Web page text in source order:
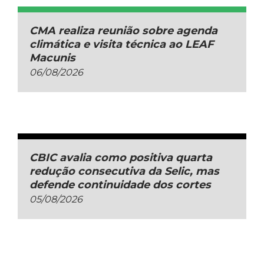
CMA realiza reunião sobre agenda
climática e visita técnica ao LEAF
Macunis
06/08/2026
CBIC avalia como positiva quarta
redução consecutiva da Selic, mas
defende continuidade dos cortes
05/08/2026